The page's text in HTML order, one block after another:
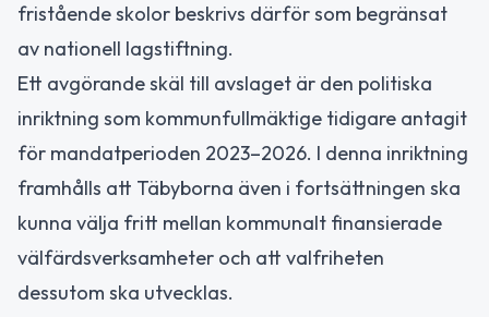
fristående skolor beskrivs därför som begränsat
av nationell lagstiftning.
Ett avgörande skäl till avslaget är den politiska
inriktning som kommunfullmäktige tidigare antagit
för mandatperioden 2023–2026. I denna inriktning
framhålls att Täbyborna även i fortsättningen ska
kunna välja fritt mellan kommunalt finansierade
välfärdsverksamheter och att valfriheten
dessutom ska utvecklas.